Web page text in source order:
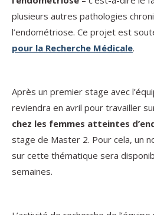
plusieurs autres pathologies
l’endométriose. Ce projet est
pour la Recherche Médicale.
Après un premier stage avec
reviendra en avril pour travailler
chez les femmes atteintes
stage de Master 2. Pour cela, un
sur cette thématique sera
semaines.